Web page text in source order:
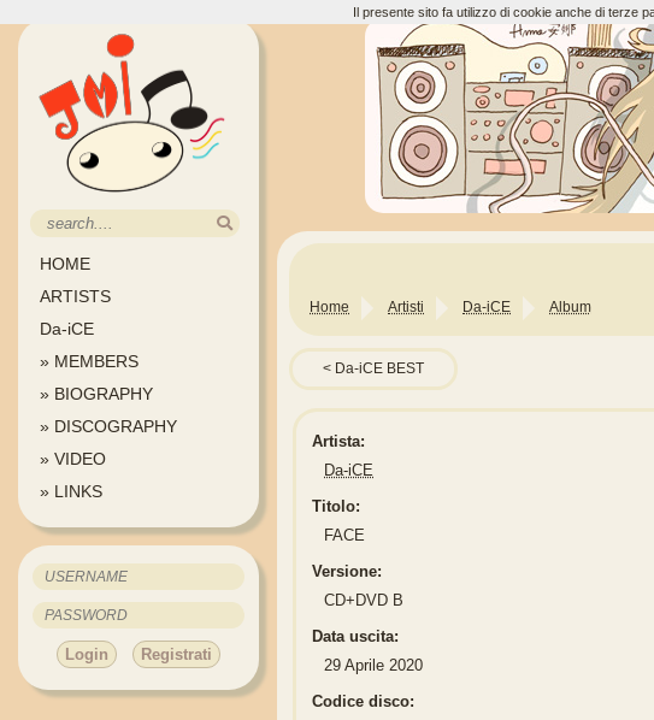
HOME
ARTISTS
Da-iCE
» MEMBERS
» BIOGRAPHY
» DISCOGRAPHY
» VIDEO
» LINKS
Login Registrati
Home Artisti Da-iCE Album
Da-iCE BEST
Artista:
Da-iCE
Titolo:
FACE
Versione:
CD+DVD B
Data uscita:
29 Aprile 2020
Codice disco:
Il presente sito fa utilizzo di cookie anche di terze